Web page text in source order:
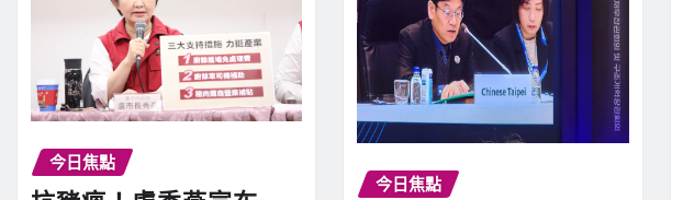
今日焦點
今日焦點